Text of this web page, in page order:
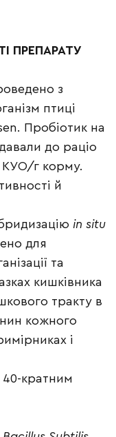
ПРЕПАРАТУ
з
птиці
Пробіотик на
до раціо
КУО/г корму.
й
in situ
для
та
кишківника
тракту в
кожного
і
40-кратним